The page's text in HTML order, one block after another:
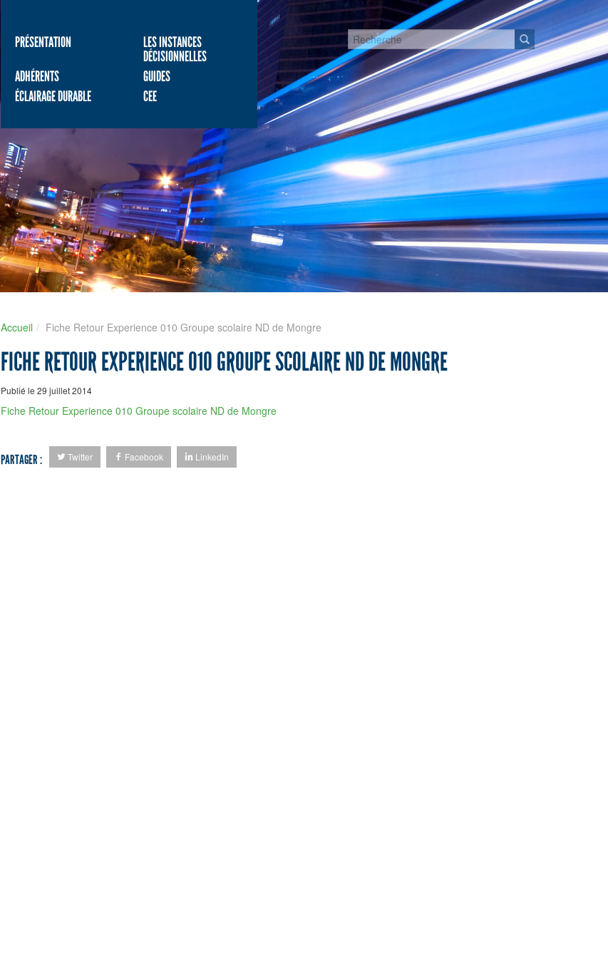
PRÉSENTATION
LES INSTANCES
DÉCISIONNELLES
ADHÉRENTS
GUIDES
ÉCLAIRAGE DURABLE
CEE
Accueil Fiche Retour Experience 010 Groupe scolaire ND de Mongre
FICHE RETOUR EXPERIENCE 010 GROUPE SCOLAIRE ND DE MONGRE
Publié le 29 juillet 2014
Fiche Retour Experience 010 Groupe scolaire ND de Mongre
PARTAGER : Twitter Facebook LinkedIn